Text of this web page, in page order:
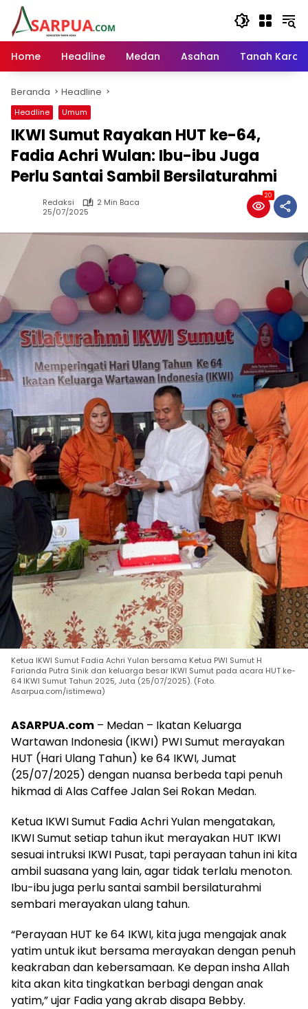
Langsung
konten
Home
Headline Medan Asahan Tanah Karo
Beranda Headline
Headline Umum
IKWI Sumut Rayakan HUT ke-64,
Fadia Achri Wulan: Ibu-ibu Juga
Perlu Santai Sambil Bersilaturahmi
Redaksi
2 Min Baca
25/07/2025
20
Ketua IKWI Sumut Fadia Achri Yulan bersama Ketua PWI Sumut H
Farianda Putra Sinik dan keluarga besar IKWI Sumut pada acara HUT ke-
64 IKWI Sumut Tahun 2025, Juta (25/07/2025). (Foto.
Asarpua.com/istimewa)
ASARPUA.com – Medan – Ikatan Keluarga
Wartawan Indonesia (IKWI) PWI Sumut merayakan
HUT (Hari Ulang Tahun) ke 64 IKWI, Jumat
(25/07/2025) dengan nuansa berbeda tapi penuh
hikmad di Alas Caffee Jalan Sei Rokan Medan.
Ketua IKWI Sumut Fadia Achri Yulan mengatakan,
IKWI Sumut setiap tahun ikut merayakan HUT IKWI
sesuai intruksi IKWI Pusat, tapi perayaan tahun ini kita
ambil suasana yang lain, agar tidak terlalu menoton.
Ibu-ibu juga perlu santai sambil bersilaturahmi
sembari merayakan ulang tahun.
“Perayaan HUT ke 64 IKWI, kita juga mengajak anak
yatim untuk ikut bersama merayakan dengan penuh
keakraban dan kebersamaan. Ke depan insha Allah
kita akan kita tingkatkan berbagi dengan anak
yatim,” ujar Fadia yang akrab disapa Bebby.